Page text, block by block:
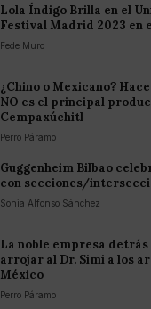
Lola Índigo Brilla en el
Festival Madrid 2023 en
Fede Muro
¿Chino o Mexicano?
NO es el principal
Cempaxúchitl
Perro Páramo
Guggenheim Bilbao
con secciones/
Sonia Alfonso Sánchez
La noble empresa detrás
arrojar al Dr. Simi a los
México
Perro Páramo